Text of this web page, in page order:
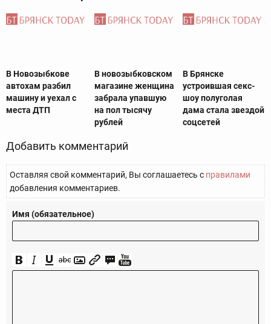
В Новозыбкове
автохам разбил
машину и уехал с
места ДТП
В новозыбковском
магазине женщина
забрала упавшую
на пол тысячу
рублей
В Брянске
устроившая секс-
шоу полуголая
дама стала звездой
соцсетей
Добавить комментарий
Оставляя свой комментарий, Вы соглашаетесь с правилами
добавления комментариев.
Имя (обязательное)